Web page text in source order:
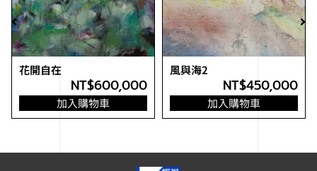
花開自在
NT$600,000
加入購物車
風與海2
NT$450,000
加入購物車